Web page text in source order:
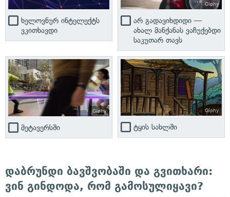
ხელოვნურ ინტელექტს
ვკითხავდი
Giphy
არ გადავიხდიდი —
ახალ მანქანას ვაჩუქებდი
საკუთარ თავს
Giphy
მეტავერსში
Giphy
ტყის სახლში
დაბრუნდი ბავშვობაში და გვითხარი:
ვინ გინდოდა, რომ გამოსულიყავი?